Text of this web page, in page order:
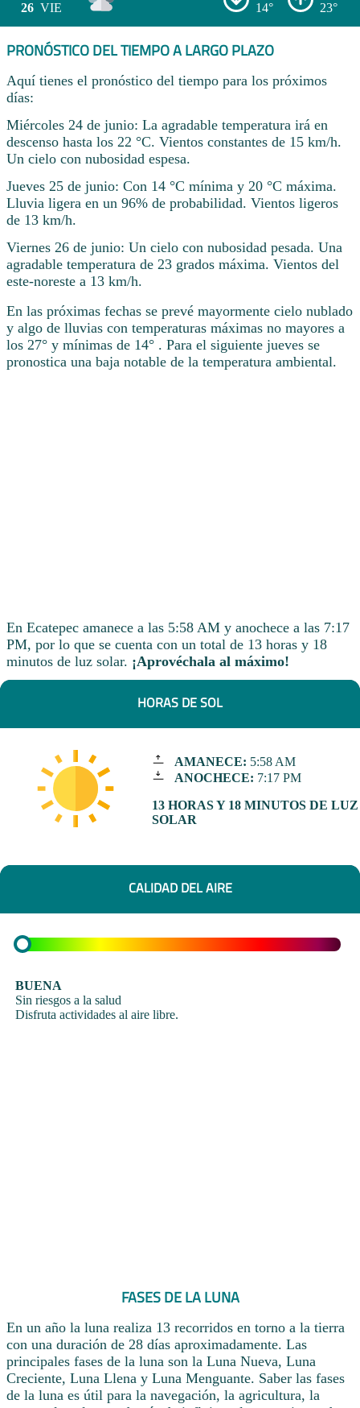
26 VIE 14° 23°
PRONÓSTICO DEL TIEMPO A LARGO PLAZO
Aquí tienes el pronóstico del tiempo para los próximos
días:
Miércoles 24 de junio: La agradable temperatura irá en
descenso hasta los 22 °C. Vientos constantes de 15 km/h.
Un cielo con nubosidad espesa.
Jueves 25 de junio: Con 14 °C mínima y 20 °C máxima.
Lluvia ligera en un 96% de probabilidad. Vientos ligeros
de 13 km/h.
Viernes 26 de junio: Un cielo con nubosidad pesada. Una
agradable temperatura de 23 grados máxima. Vientos del
este-noreste a 13 km/h.
En las próximas fechas se prevé mayormente cielo nublado
y algo de lluvias con temperaturas máximas no mayores a
los 27° y mínimas de 14° . Para el siguiente jueves se
pronostica una baja notable de la temperatura ambiental.
En Ecatepec amanece a las 5:58 AM y anochece a las 7:17
PM, por lo que se cuenta con un total de 13 horas y 18
minutos de luz solar. ¡Aprovéchala al máximo!
HORAS DE SOL
AMANECE: 5:58 AM
ANOCHECE: 7:17 PM
13 HORAS Y 18 MINUTOS DE LUZ
SOLAR
CALIDAD DEL AIRE
BUENA
Sin riesgos a la salud
Disfruta actividades al aire libre.
FASES DE LA LUNA
En un año la luna realiza 13 recorridos en torno a la tierra
con una duración de 28 días aproximadamente. Las
principales fases de la luna son la Luna Nueva, Luna
Creciente, Luna Llena y Luna Menguante. Saber las fases
de la luna es útil para la navegación, la agricultura, la